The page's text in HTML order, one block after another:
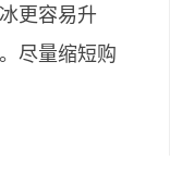
更容易升
尽量缩短购